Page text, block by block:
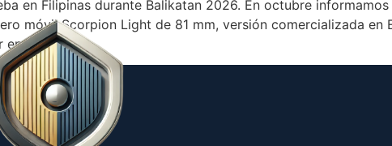
en Filipinas durante Balikatan 2026. En octubre
móvil Scorpion Light de 81 mm, versión comercializada en
en […]